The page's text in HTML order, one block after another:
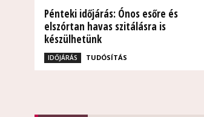
Pénteki időjárás: Ónos esőre és
elszórtan havas szitálásra is
készülhetünk
IDŐJÁRÁS TUDÓSÍTÁS